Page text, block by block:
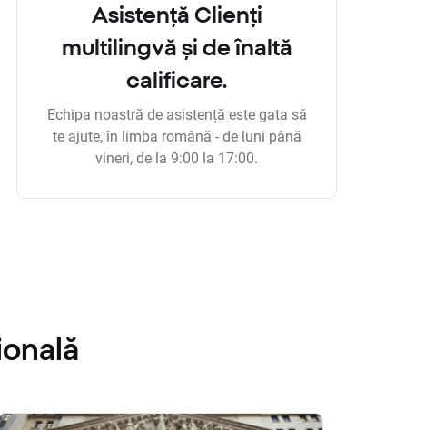
Asistență Clienți
multilingvă și de înaltă
calificare.
Echipa noastră de asistență este gata să
te ajute, în limba română - de luni până
vineri, de la 9:00 la 17:00.